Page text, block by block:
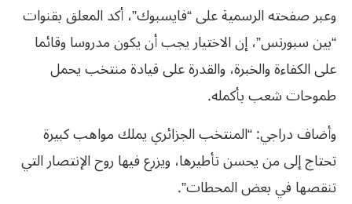
وعبر صفحته الرسمية على “فايسبوك”، أكد المعلق بقنوات
“بين سبورتس”، إن الاختيار يجب أن يكون مدروسا وقائما
على الكفاءة والخبرة، والقدرة على قيادة منتخب يحمل
طموحات شعب بأكمله.
وأضاف دراجي: “المنتخب الجزائري يملك مواهب كبيرة
تحتاج إلى من يحسن تأطيرها، ويزرع فيها روح الإنتصار التي
تنقصها في بعض المحطات”.